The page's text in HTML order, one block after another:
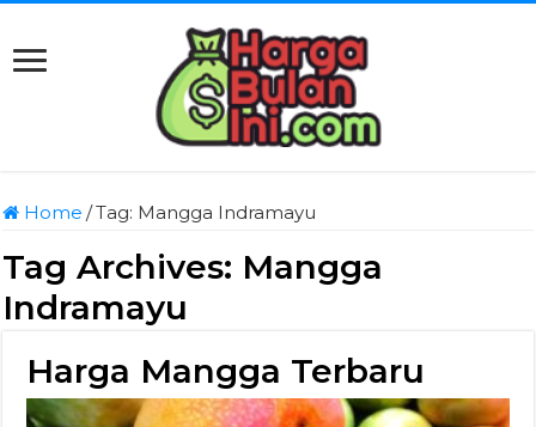
Home /Tag: Mangga Indramayu
Tag Archives: Mangga
Indramayu
Harga Mangga Terbaru